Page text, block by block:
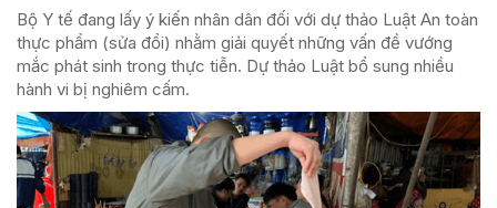
Bộ Y tế đang lấy ý kiến nhân dân đối với dự thảo Luật An toàn
thực phẩm (sửa đổi) nhằm giải quyết những vấn đề vướng
mắc phát sinh trong thực tiễn. Dự thảo Luật bổ sung nhiều
hành vi bị nghiêm cấm.